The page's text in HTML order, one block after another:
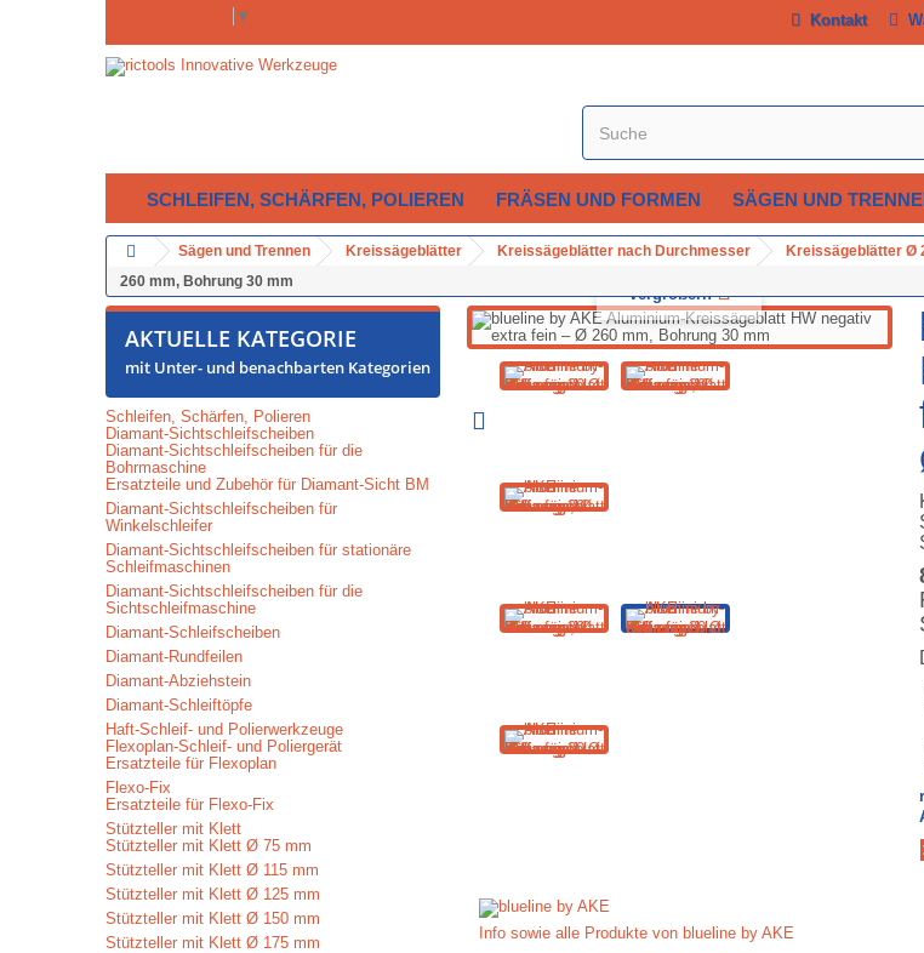
▼ Kontakt
SCHLEIFEN, SCHÄRFEN, POLIEREN FRÄSEN UND FORMEN SÄGEN UND
Sägen und Trennen Kreissägeblätter Kreissägeblätter nach Durchmesser Kreissägeblätter Ø
260 mm, Bohrung 30 mm
AKTUELLE KATEGORIE
mit Unter- und benachbarten Kategorien
Schleifen, Schärfen, Polieren
Diamant-Sichtschleifscheiben
Diamant-Sichtschleifscheiben für die
Bohrmaschine
Ersatzteile und Zubehör für Diamant-Sicht BM
Diamant-Sichtschleifscheiben für
Winkelschleifer
Diamant-Sichtschleifscheiben für stationäre
Schleifmaschinen
Diamant-Sichtschleifscheiben für die
Sichtschleifmaschine
Diamant-Schleifscheiben
Diamant-Rundfeilen
Diamant-Abziehstein
Diamant-Schleiftöpfe
Haft-Schleif- und Polierwerkzeuge
Flexoplan-Schleif- und Poliergerät
Ersatzteile für Flexoplan
Flexo-Fix
Ersatzteile für Flexo-Fix
Stützteller mit Klett
Stützteller mit Klett Ø 75 mm
Stützteller mit Klett Ø 115 mm
Stützteller mit Klett Ø 125 mm
Stützteller mit Klett Ø 150 mm
Stützteller mit Klett Ø 175 mm
Vergrößern
Info sowie alle Produkte von blueline by AKE